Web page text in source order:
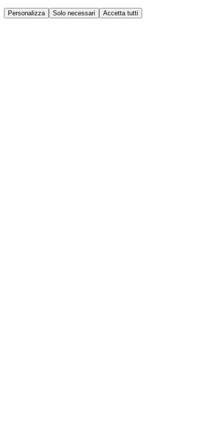
Personalizza Solo necessari Accetta tutti